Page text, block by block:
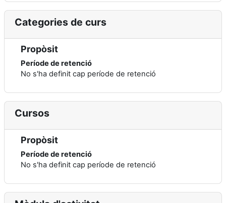
Categories de curs
Propòsit
Període de retenció
No s'ha definit cap període de retenció
Cursos
Propòsit
Període de retenció
No s'ha definit cap període de retenció